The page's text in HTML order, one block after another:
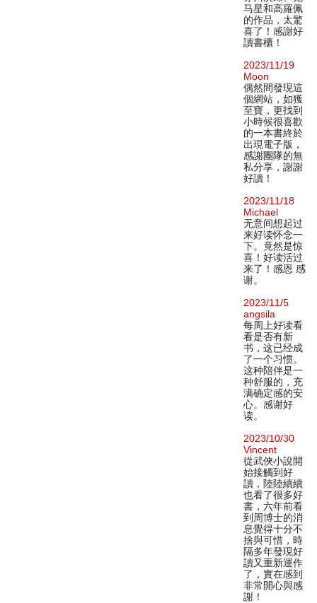
马星和高羅佩
的作品，太驚
喜了！感謝好
讀書櫃！
2023/11/19
Moon
偶然間發現這
個網站，如獲
至寶，更找到
小時候很喜歡
的一本書終於
出現電子版，
感謝團隊的無
私分享，謝謝
好讀！
2023/11/18
Michael
无意间想起过
来好读怀念一
下。竟然是惊
喜！好读活过
来了！感恩 感
谢。
2023/11/5
angsila
每周上好读看
看是否有新
书，这已经成
了一个习惯。
这种陪伴是一
种舒服的，充
满确定感的安
心。感谢好
读。
2023/10/30
Vincent
從武俠小說開
始接觸到好
讀，陸陸續續
也看了很多好
書，六年前看
到周博士的消
息覺得十分不
捨與可惜，時
隔多年發現好
讀又重新運作
了，實在感到
非常開心與感
謝！